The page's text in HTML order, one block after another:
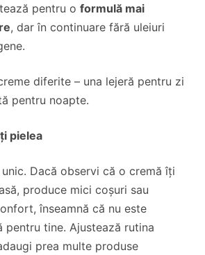
pentru o formulă mai
, dar în continuare fără uleiuri
diferite – una lejeră pentru zi
pentru noapte.
pielea
Dacă observi că o cremă îți
produce mici coșuri sau
înseamnă că nu este
tine. Ajustează rutina
prea multe produse